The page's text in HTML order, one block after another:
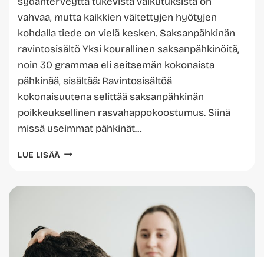
vahvaa, mutta kaikkien väitettyjen hyötyjen
kohdalla tiede on vielä kesken. Saksanpähkinän
ravintosisältö Yksi kourallinen saksanpähkinöitä,
noin 30 grammaa eli seitsemän kokonaista
pähkinää, sisältää: Ravintosisältöä
kokonaisuutena selittää saksanpähkinän
poikkeuksellinen rasvahappokoostumus. Siinä
missä useimmat pähkinät…
LUE LISÄÄ SAKSANPÄHKINÄ
RAVINTOSISÄLTÖ